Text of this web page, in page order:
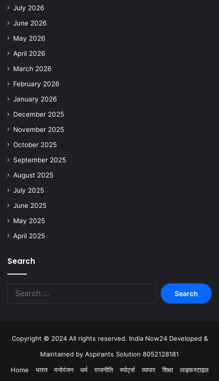
July 2026
June 2026
May 2026
April 2026
March 2026
February 2026
January 2026
December 2025
November 2025
October 2025
September 2025
August 2025
July 2025
June 2025
May 2025
April 2025
Search
Copyright © 2024 All rights reserved. India Now24 Developed &
Maintained by Aspirants Solution 8052128181
Home
भारत मनोरंजन धर्म राजनीति स्पोर्ट्स व्यापार शिक्षा लाइफस्टाइल